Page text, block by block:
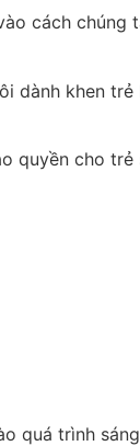
cách
khen
quyền cho
trình